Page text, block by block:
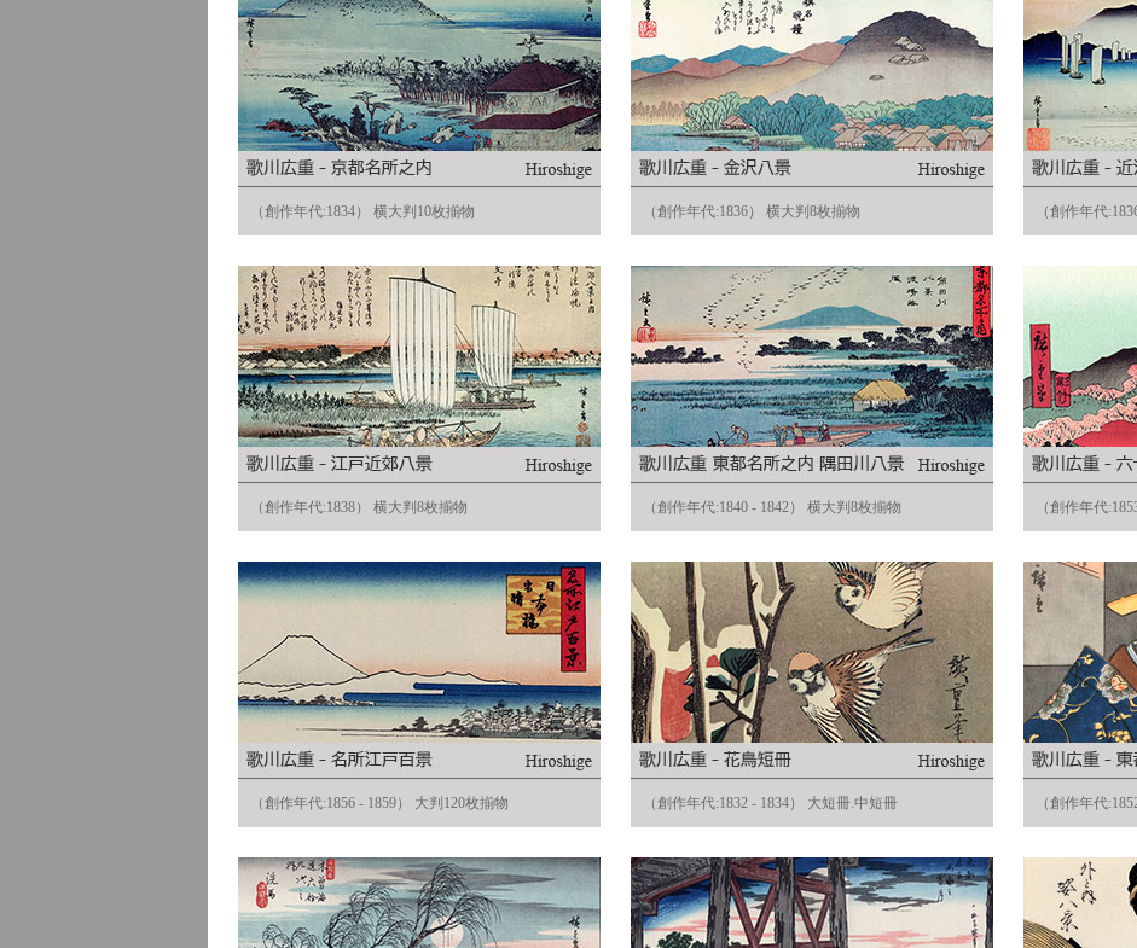
（創作年代:1834） 横大判10枚揃物 （創作年代:1836） 横大判8枚揃物 （創作年代
（創作年代:1838） 横大判8枚揃物 （創作年代:1840 - 1842） 横大判8枚揃物 （創作年代
（創作年代:1856 - 1859） 大判120枚揃物 （創作年代:1832 - 1834） 大短冊.中短冊 （創作年代